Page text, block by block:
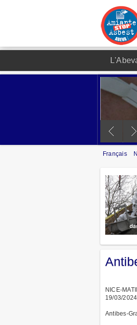
Français
NICE-
19/03/2024
Antibes-